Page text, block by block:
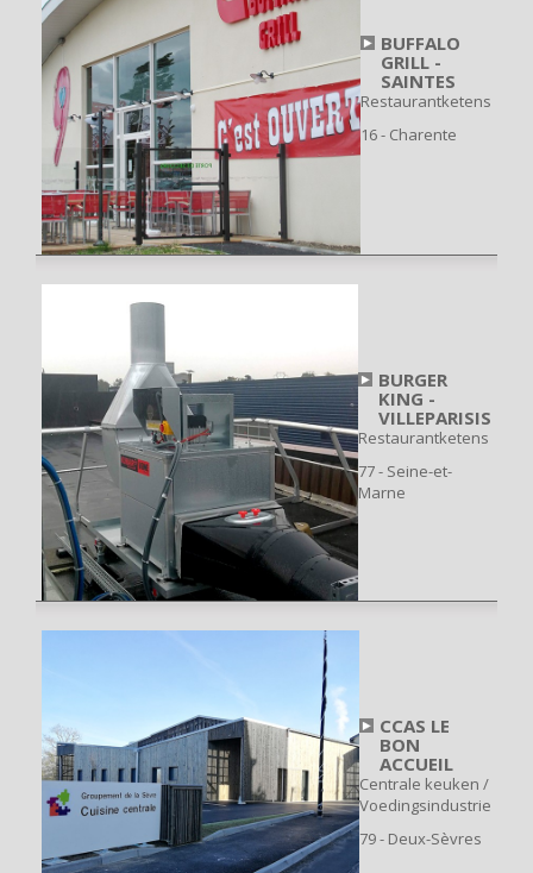
BUFFALO
GRILL -
SAINTES
Restaurantketens
16 - Charente
BURGER
KING -
VILLEPARISIS
Restaurantketens
77 - Seine-et-
Marne
CCAS LE
BON
ACCUEIL
Centrale keuken /
Voedingsindustrie
79 - Deux-Sèvres